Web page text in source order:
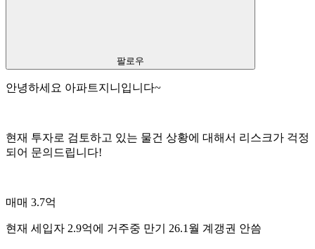
팔로우
안녕하세요 아파트지니입니다~
현재 투자로 검토하고 있는 물건 상황에 대해서 리스크가 걱정
되어 문의드립니다!
매매 3.7억
현재 세입자 2.9억에 거주중 만기 26.1월 계갱권 안씀